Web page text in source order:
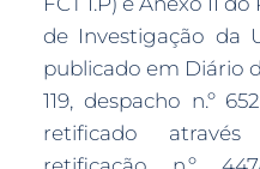
de Investigação da
publicado em Diário
119, despacho n.º
retificado